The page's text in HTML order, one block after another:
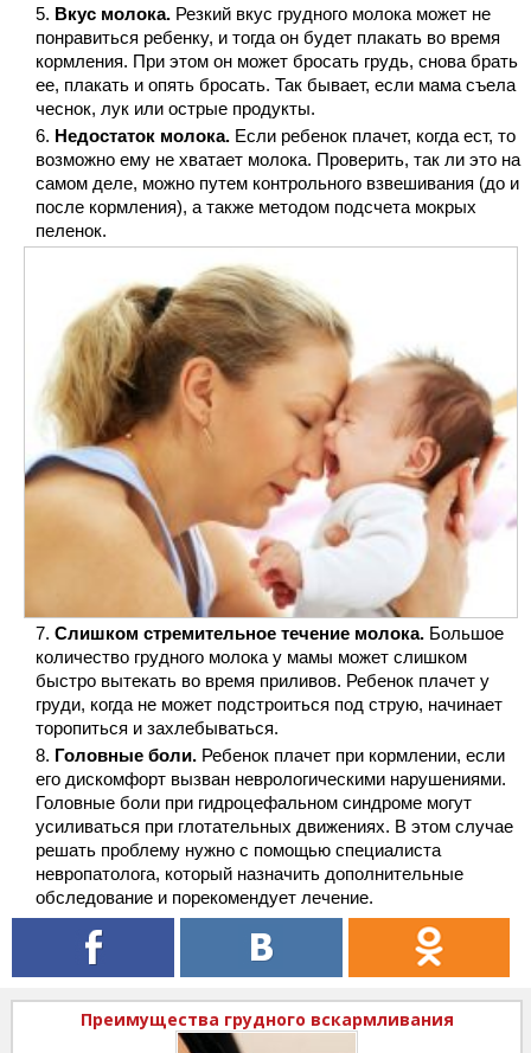
Вкус молока. Резкий вкус грудного молока может не
понравиться ребенку, и тогда он будет плакать во время
кормления. При этом он может бросать грудь, снова брать
ее, плакать и опять бросать. Так бывает, если мама съела
чеснок, лук или острые продукты.
Недостаток молока. Если ребенок плачет, когда ест, то
возможно ему не хватает молока. Проверить, так ли это на
самом деле, можно путем контрольного взвешивания (до и
после кормления), а также методом подсчета мокрых
пеленок.
Слишком стремительное течение молока. Большое
количество грудного молока у мамы может слишком
быстро вытекать во время приливов. Ребенок плачет у
груди, когда не может подстроиться под струю, начинает
торопиться и захлебываться.
Головные боли. Ребенок плачет при кормлении, если
его дискомфорт вызван неврологическими нарушениями.
Головные боли при гидроцефальном синдроме могут
усиливаться при глотательных движениях. В этом случае
решать проблему нужно с помощью специалиста
невропатолога, который назначить дополнительные
обследование и порекомендует лечение.
Преимущества грудного вскармливания